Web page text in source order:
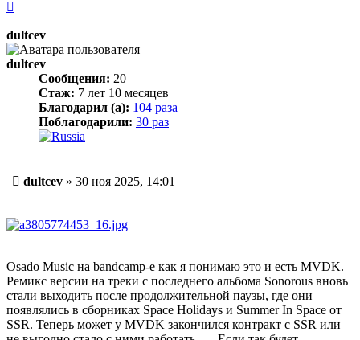
началу
dultcev
dultcev
Сообщения: 20
Стаж: 7 лет 10 месяцев
Благодарил (а): 104 раза
Поблагодарили: 30 раз
Сообщение
dultcev » 30 ноя 2025, 14:01
Osado Music на bandcamp-е как я понимаю это и есть MVDK.
Ремикс версии на треки с последнего альбома Sonorous вновь
стали выходить после продолжительной паузы, где они
появлялись в сборниках Space Holidays и Summer In Space от
SSR. Теперь может у MVDK закончился контракт с SSR или